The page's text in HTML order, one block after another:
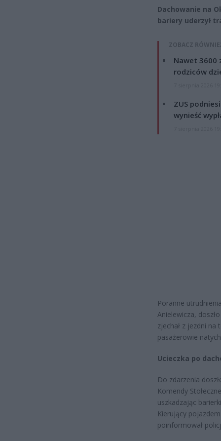
Dachowanie na
bariery uderzył
ZOBACZ
Nawet 3600
rodziców
ZUS
wynieść
Poranne
Anielewicza,
zjechał z jezdni na
pasażerowie
Ucieczka po
Do zdarzenia
Komendy
uszkadzając
Kierujący
poinformował